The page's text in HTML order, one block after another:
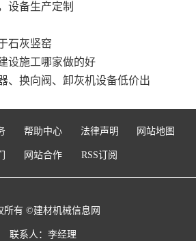
设备生产定制
石灰竖窑
设施工哪家做的好
、换向阀、卸灰机设备低价出
帮助中心 法律声明 网站地图
网站合作 RSS订阅
所有 ©建材机械信息网
联系人：李经理